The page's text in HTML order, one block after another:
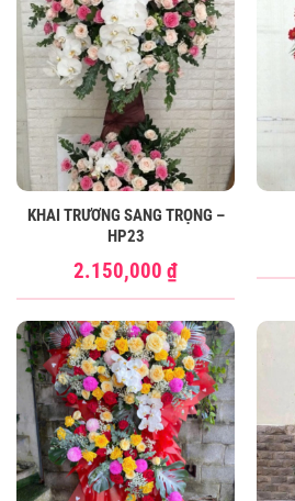
KHAI TRƯƠNG SANG TRỌNG –
HP23
2.150,000 ₫